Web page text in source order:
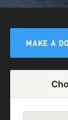
MAKE A